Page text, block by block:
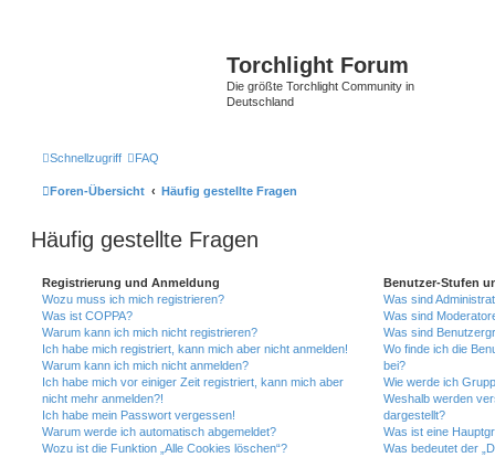
Torchlight Forum
Die größte Torchlight Community in
Deutschland
Schnellzugriff FAQ
Foren-Übersicht Häufig gestellte Fragen
Häufig gestellte Fragen
Registrierung und Anmeldung
Wozu muss ich mich registrieren?
Was ist COPPA?
Warum kann ich mich nicht registrieren?
Ich habe mich registriert, kann mich aber nicht anmelden!
Warum kann ich mich nicht anmelden?
Ich habe mich vor einiger Zeit registriert, kann mich aber
nicht mehr anmelden?!
Ich habe mein Passwort vergessen!
Warum werde ich automatisch abgemeldet?
Wozu ist die Funktion „Alle Cookies löschen“?
Benutzer-Stufen
Was sind
Was sind
Was sind
Wo finde ich die
bei?
Wie werde ich
Weshalb werden
dargestellt?
Was ist eine
Was bedeutet der